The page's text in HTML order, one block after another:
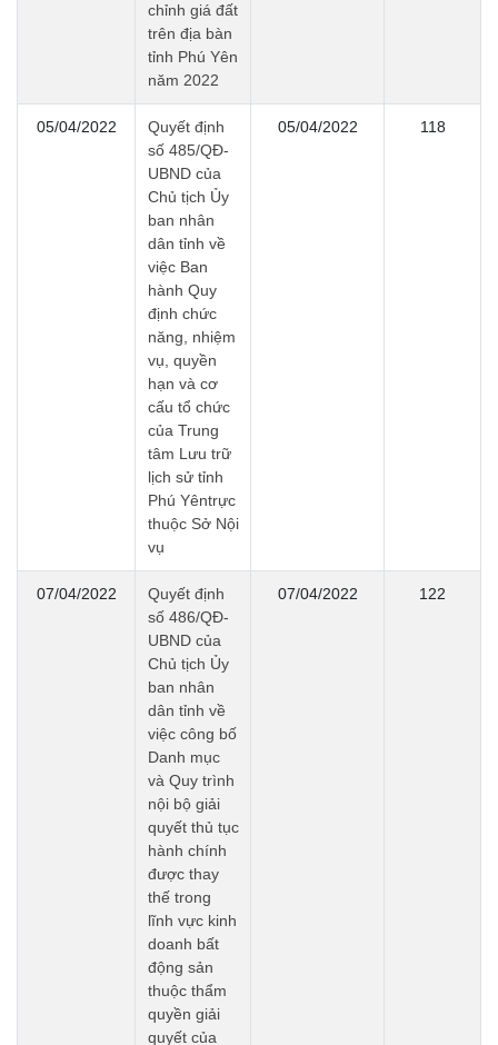
chỉnh giá đất
trên địa bàn
tỉnh Phú Yên
năm 2022
05/04/2022
Quyết định
số 485/QĐ-
UBND của
Chủ tịch Ủy
ban nhân
dân tỉnh về
việc Ban
hành Quy
định chức
năng, nhiệm
vụ, quyền
hạn và cơ
cấu tổ chức
của Trung
tâm Lưu trữ
lịch sử tỉnh
Phú Yêntrực
thuộc Sở Nội
vụ
05/04/2022 118
07/04/2022
Quyết định
số 486/QĐ-
UBND của
Chủ tịch Ủy
ban nhân
dân tỉnh về
việc công bố
Danh mục
và Quy trình
nội bộ giải
quyết thủ tục
hành chính
được thay
thế trong
lĩnh vực kinh
doanh bất
động sản
thuộc thẩm
quyền giải
quyết của
07/04/2022 122